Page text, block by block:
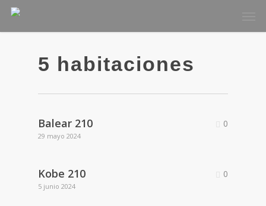
Skip
content
5 habitaciones
Balear 210
29 mayo 2024
0
Kobe 210
5 junio 2024
0